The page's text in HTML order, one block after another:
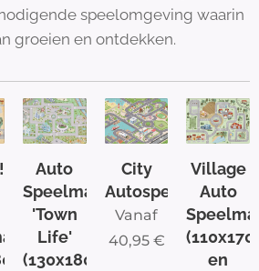
speelomgeving waarin
groeien en ontdekken.
Auto
Speelmat
'Town
Life'
(130x180cm)
City
Autospeelmat
Vanaf
40,95€
Village
Auto
en